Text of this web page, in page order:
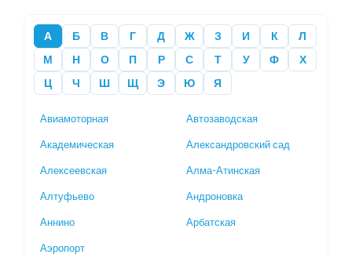
А Б В Г Д Ж З И К
Л
М
Н О П Р С Т У Ф
Х
Ц
Ч Ш Щ Э Ю Я
Авиамоторная Автозаводская
Академическая Александровский сад
Алексеевская Алма-Атинская
Алтуфьево Андроновка
Аннино Арбатская
Аэропорт